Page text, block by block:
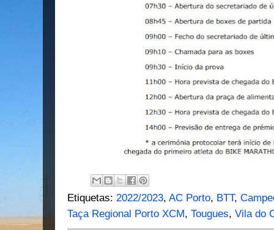
Etiquetas: 2022/2023, AC Porto, BTT,
Taça Regional Porto XCM, Tougues, Vila do